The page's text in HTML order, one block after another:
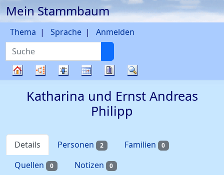
Weiter zu Hauptseite
Mein Stammbaum
Suche
Thema Sprache Anmelden
Diagramme
Listen KalenderBerichte
Katharina und Ernst Andreas
Philipp
Details Personen 2 Familien 0
Quellen 0 Notizen 0